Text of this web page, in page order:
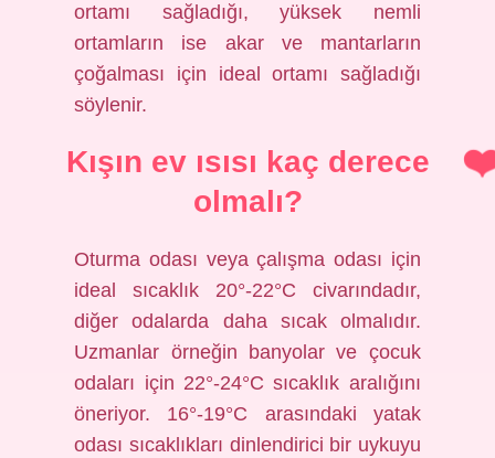
ortamı sağladığı, yüksek nemli
ortamların ise akar ve mantarların
çoğalması için ideal ortamı sağladığı
söylenir.
Kışın ev ısısı kaç derece
olmalı?
Oturma odası veya çalışma odası için
ideal sıcaklık 20°-22°C civarındadır,
diğer odalarda daha sıcak olmalıdır.
Uzmanlar örneğin banyolar ve çocuk
odaları için 22°-24°C sıcaklık aralığını
öneriyor. 16°-19°C arasındaki yatak
odası sıcaklıkları dinlendirici bir uykuyu